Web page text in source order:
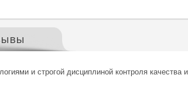
и строгой дисциплиной контроля качества